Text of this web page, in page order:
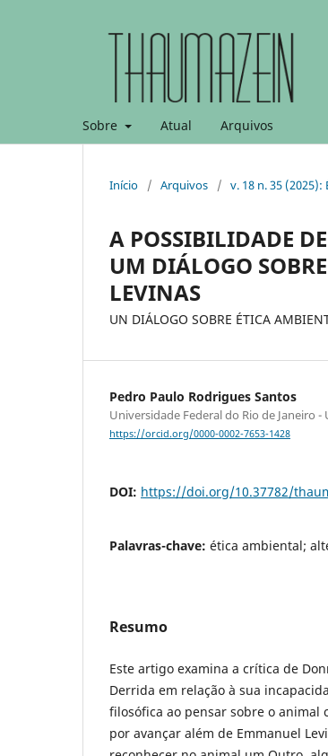
Sobre Atual Arquivos
Início / Arquivos / v. 18 n. 35
A POSSIBILIDADE
UM DIÁLOGO
LEVINAS
UN DIÁLOGO SOBRE ÉTICA
Pedro Paulo Rodrigues Santos
Universidade Federal do Rio de Janeiro -
https://orcid.org/0000-0002-7653-1428
DOI: https://doi.org/10.37782/
Palavras-chave: ética ambiental;
Resumo
Este artigo examina a crítica de
Derrida em relação à sua
filosófica ao pensar sobre o animal
por avançar além de Emmanuel